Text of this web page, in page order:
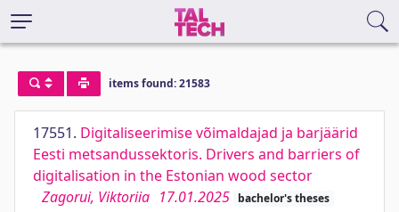
items found: 21583
17551. Digitaliseerimise võimaldajad ja barjäärid
Eesti metsandussektoris. Drivers and barriers of
digitalisation in the Estonian wood sector
Zagorui, Viktoriia 17.01.2025 bachelor's theses